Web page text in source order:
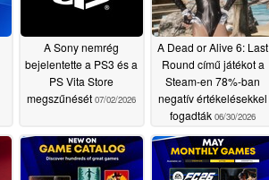
A Sony nemrég
bejelentette a PS3 és a
PS Vita Store
megszűnését 07/02/2026
A Dead or Alive 6: Last
Round című játékot a
Steam-en 78%-ban
negatív értékelésekkel
fogadták 06/30/2026